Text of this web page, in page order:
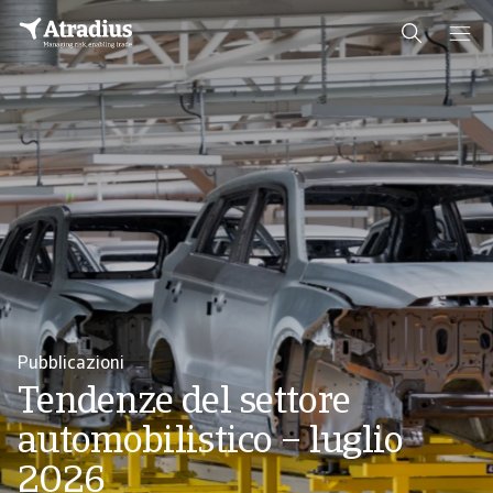
Pubblicazioni
Tendenze dei
comportamenti di
pagamento B2B in Asia nel
2026